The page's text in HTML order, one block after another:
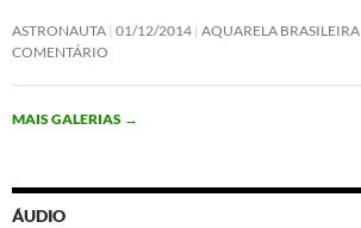
ASTRONAUTA 01/12/2014 AQUARELA BRASILEIRA
COMENTÁRIO
MAIS GALERIAS →
ÁUDIO